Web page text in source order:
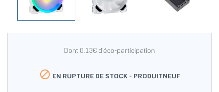
Dont 0.13€ d'éco-participation
 EN RUPTURE DE STOCK - PRODUITNEUF